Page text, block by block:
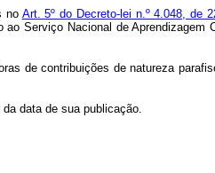
no Art. 5º do Decreto-lei n.º 4.048, de
Serviço Nacional de
de contribuições de natureza
data de sua publicação.